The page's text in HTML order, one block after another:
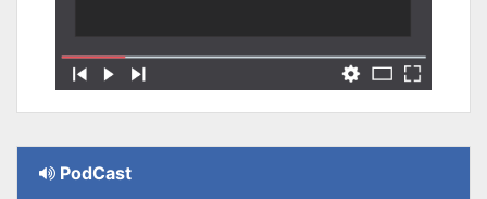
PodCast